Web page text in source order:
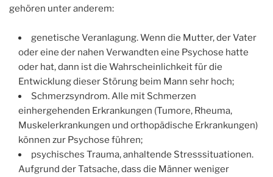
gehören unter anderem:
genetische Veranlagung. Wenn die Mutter, der Vater
oder eine der nahen Verwandten eine Psychose hatte
oder hat, dann ist die Wahrscheinlichkeit für die
Entwicklung dieser Störung beim Mann sehr hoch;
Schmerzsyndrom. Alle mit Schmerzen
einhergehenden Erkrankungen (Tumore, Rheuma,
Muskelerkrankungen und orthopädische Erkrankungen)
können zur Psychose führen;
psychisches Trauma, anhaltende Stresssituationen.
Aufgrund der Tatsache, dass die Männer weniger